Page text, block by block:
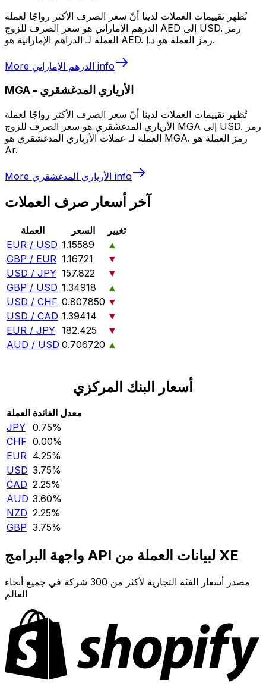
تُظهر تقييمات العملات لدينا أنّ سعر الصرف الأكثر رواجًا لعملة
الدرهم الإماراتي هو سعر الصرف للزوج AED إلى USD. رمز
العملة لـ الدراهم الإماراتية هو AED. رمز العملة هو د.إ.
More الدرهم الإماراتي info
MGA - الأرياري المدغشقري
تُظهر تقييمات العملات لدينا أنّ سعر الصرف الأكثر رواجًا لعملة
الأرياري المدغشقري هو سعر الصرف للزوج MGA إلى USD. رمز
العملة لـ عملات الأرياري المدغشقري هو MGA. رمز العملة هو
Ar.
More الأرياري المدغشقري info
آخر أسعار صرف العملات
العملة السعر
تغيير
EUR / USD 1.15589
▲
GBP / EUR 1.16721
▼
USD / JPY 157.822
▼
GBP / USD 1.34918
▲
USD / CHF 0.807850 ▼
USD / CAD 1.39414
▼
EUR / JPY 182.425
▼
AUD / USD 0.706720 ▲
أسعار البنك المركزي
العملة معدل الفائدة
JPY 0.75‎%‎
CHF 0.00‎%‎
EUR 4.25‎%‎
USD 3.75‎%‎
CAD 2.25‎%‎
AUD 3.60‎%‎
NZD 2.25‎%‎
GBP 3.75‎%‎
واجهة البرامج API لبيانات العملة من XE
مصدر أسعار الفئة التجارية لأكثر من 300 شركة في جميع أنحاء
العالم